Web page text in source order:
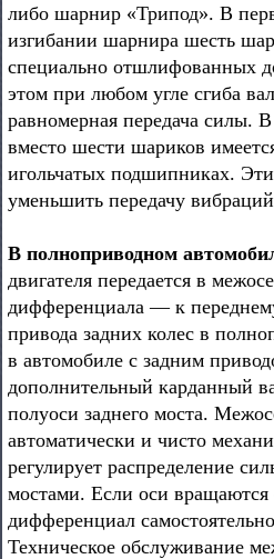
либо шарнир «Трипод». В
изгибании шарнира шесть
специально отшлифованных
этом при любом угле сгиба
равномерная передача силы.
вместо шести шариков
игольчатых подшипниках.
уменьшить передачу
В полноприводном
двигателя передается в
дифференциала — к
привода задних колес в
в автомобиле с задним
дополнительный карданный
полуоси заднего моста.
автоматически и чисто
регулирует распределение
мостами. Если оси вращаются
дифференциал
Техническое обслуживание